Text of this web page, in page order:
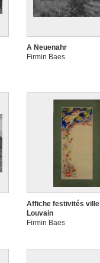
A Neuenahr
Firmin Baes
Affiche festivités ville
Louvain
Firmin Baes